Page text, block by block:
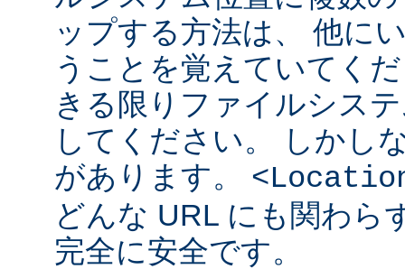
ップする方法は、 他に
うことを覚えていてく
きる限りファイルシス
してください。 しかし
があります。
どんな URL にも関わら
完全に安全です。